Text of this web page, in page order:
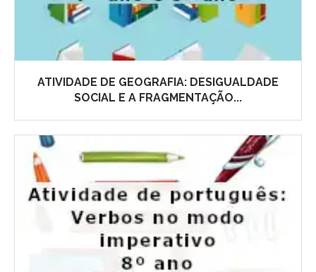
ATIVIDADE DE GEOGRAFIA: DESIGUALDADE
SOCIAL E A FRAGMENTAÇÃO...